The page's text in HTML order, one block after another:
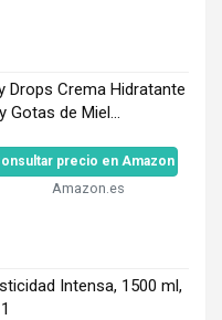
Drops Crema Hidratante
Gotas de Miel...
precio en Amazon
Amazon.es
Intensa, 1500 ml,